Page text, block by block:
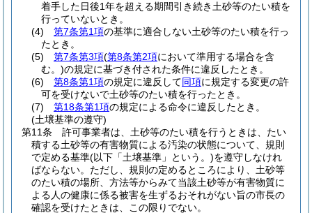
着手した日後1年を超える期間引き続き土砂等のたい積を
行っていないとき。
(4)
第7条第1項の基準に適合しない土砂等のたい積を行っ
たとき。
(5)
第7条第3項(第8条第2項において準用する場合を含
む。)の規定に基づき付された条件に違反したとき。
(6)
第8条第1項の規定に違反して同項に規定する変更の許
可を受けないで土砂等のたい積を行ったとき。
(7)
第18条第1項の規定による命令に違反したとき。
(土壌基準の遵守)
第11条
許可事業者は、土砂等のたい積を行うときは、たい
積する土砂等の有害物質による汚染の状態について、規則
で定める基準(以下「土壌基準」という。)を遵守しなけれ
ばならない。 ただし、規則の定めるところにより、土砂等
のたい積の場所、方法等からみて当該土砂等が有害物質に
よる人の健康に係る被害を生ずるおそれがない旨の市長の
確認を受けたときは、この限りでない。